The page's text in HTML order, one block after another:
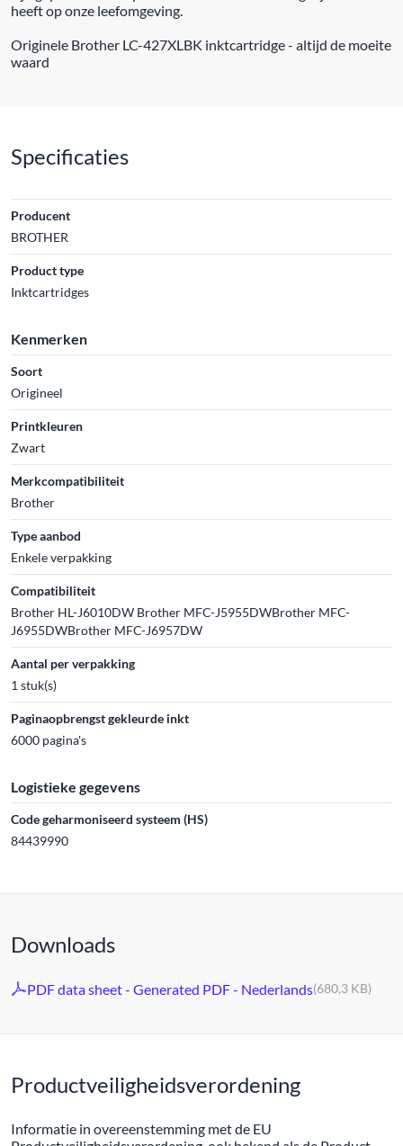
heeft op onze leefomgeving.
Originele Brother LC-427XLBK inktcartridge - altijd de moeite
waard
Specificaties
Producent
BROTHER
Product type
Inktcartridges
Kenmerken
Soort
Origineel
Printkleuren
Zwart
Merkcompatibiliteit
Brother
Type aanbod
Enkele verpakking
Compatibiliteit
Brother HL-J6010DW Brother MFC-J5955DWBrother MFC-
J6955DWBrother MFC-J6957DW
Aantal per verpakking
1 stuk(s)
Paginaopbrengst gekleurde inkt
6000 pagina's
Logistieke gegevens
Code geharmoniseerd systeem (HS)
84439990
Downloads
PDF data sheet - Generated PDF - Nederlands(680,3 KB)
Productveiligheidsverordening
Informatie in overeenstemming met de EU